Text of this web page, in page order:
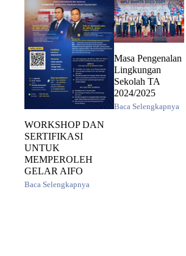
WORKSHOP DAN
SERTIFIKASI
UNTUK
MEMPEROLEH
GELAR AIFO
Baca Selengkapnya
Masa Pengenalan
Lingkungan
Sekolah TA
2024/2025
Baca Selengkapnya